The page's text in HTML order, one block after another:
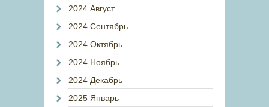
2024 Август
2024 Сентябрь
2024 Октябрь
2024 Ноябрь
2024 Декабрь
2025 Январь